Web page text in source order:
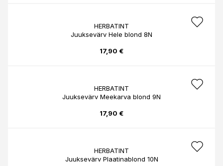
HERBATINT
Juuksevärv Hele blond 8N
17,90 €
HERBATINT
Juuksevärv Meekarva blond 9N
17,90 €
HERBATINT
Juuksevärv Plaatinablond 10N